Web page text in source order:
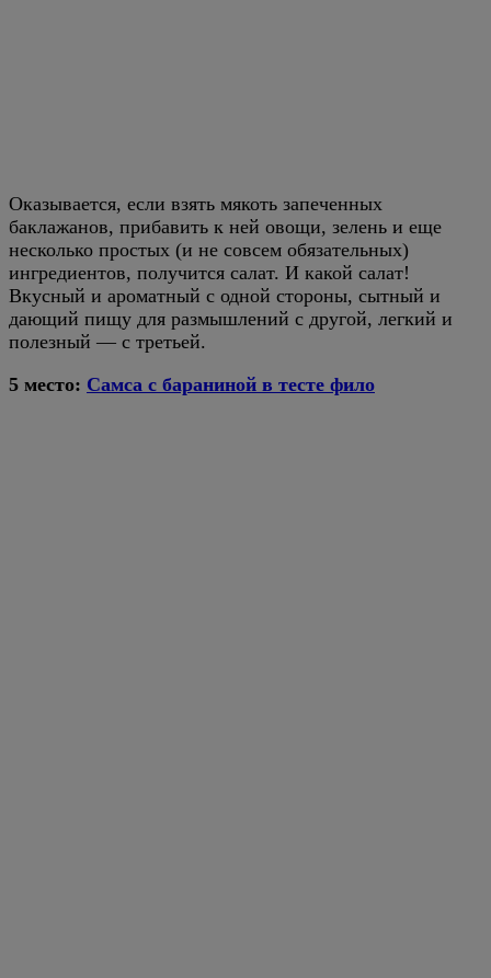
Оказывается, если взять мякоть запеченных
баклажанов, прибавить к ней овощи, зелень и еще
несколько простых (и не совсем обязательных)
ингредиентов, получится салат. И какой салат!
Вкусный и ароматный с одной стороны, сытный и
дающий пищу для размышлений с другой, легкий и
полезный — с третьей.
5 место: Самса с бараниной в тесте фило